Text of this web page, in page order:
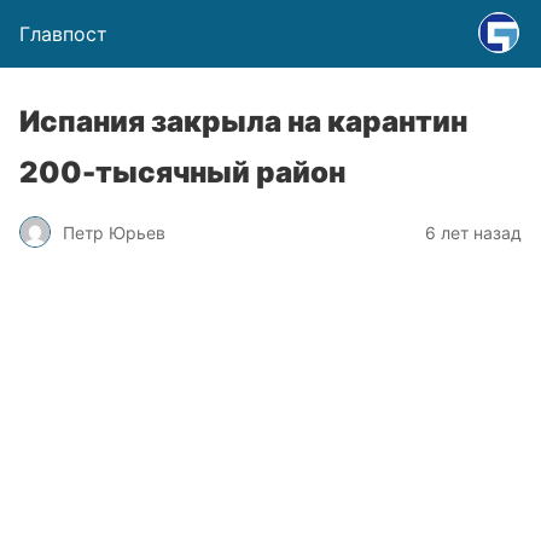
Главпост
Испания закрыла на карантин
200-тысячный район
Петр Юрьев 6 лет назад